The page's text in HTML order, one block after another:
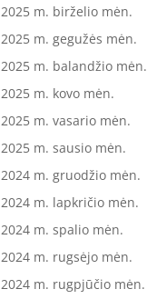
2025 m. birželio mėn.
2025 m. gegužės mėn.
2025 m. balandžio mėn.
2025 m. kovo mėn.
2025 m. vasario mėn.
2025 m. sausio mėn.
2024 m. gruodžio mėn.
2024 m. lapkričio mėn.
2024 m. spalio mėn.
2024 m. rugsėjo mėn.
2024 m. rugpjūčio mėn.